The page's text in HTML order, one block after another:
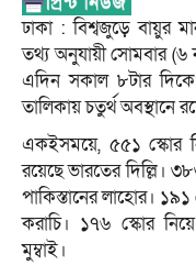
ঢাকা : বিশ্বজুড়ে বায়ুর
তথ্য অনুযায়ী সোমবার (৬
এদিন সকাল ৮টার
তালিকায় চতুর্থ অবস্থানে
একইসময়ে, ৫৫১ স্কোর
রয়েছে ভারতের দিল্লি।
পাকিস্তানের লাহোর। ১৯১
করাচি। ১৭৬ স্কোর
মুম্বাই।